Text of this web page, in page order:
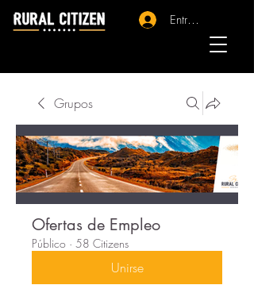
Entrar - Registro
Grupos
Ofertas de Empleo
Público · 58 Citizens
Unirse